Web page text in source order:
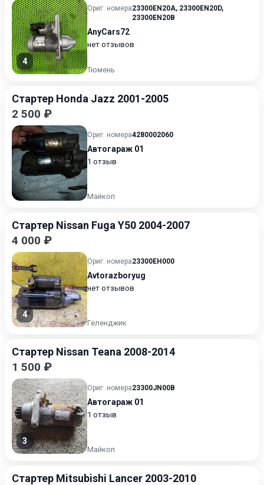
4
Ориг. номера23300EN20A, 23300EN20D,
23300EN20B
AnyCars72
нет отзывов
Тюмень
Стартер Honda Jazz 2001-2005
2 500 ₽
Ориг. номера4280002060
Автогараж 01
1 отзыв
Майкоп
Стартер Nissan Fuga Y50 2004-2007
4 000 ₽
4
Ориг. номера23300EH000
Avtorazboryug
нет отзывов
Геленджик
Стартер Nissan Teana 2008-2014
1 500 ₽
3
Ориг. номера23300JN00B
Автогараж 01
1 отзыв
Майкоп
Стартер Mitsubishi Lancer 2003-2010